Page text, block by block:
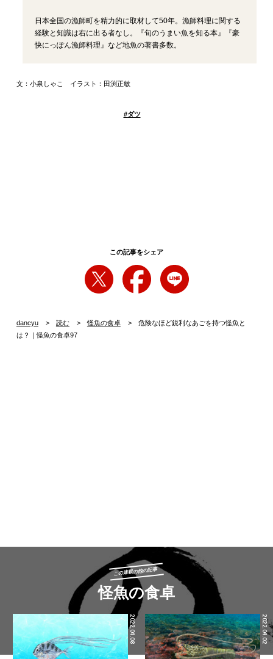
日本全国の漁師町を精力的に取材して50年。漁師料理に関する
経験と知識は右に出る者なし。『旬のうまい魚を知る本』『豪
快にっぽん漁師料理』など地魚の著書多数。
文：小泉しゃこ イラスト：田渕正敏
#ダツ
この記事をシェア
dancyu 読む 怪魚の食卓
危険なほど鋭利なあごを持つ怪魚と
は？｜怪魚の食卓97
この連載の他の記事
怪魚の食卓
2022.04.08 2022.04.02